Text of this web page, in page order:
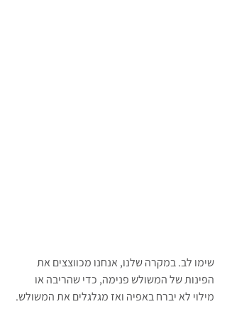
שימו לב. במקרה שלנו, אנחנו מכווצצים את
הפינות של המשולש פנימה, כדי שהריבה או
מילוי לא יברח באפיה ואז מגלגלים את המשולש.